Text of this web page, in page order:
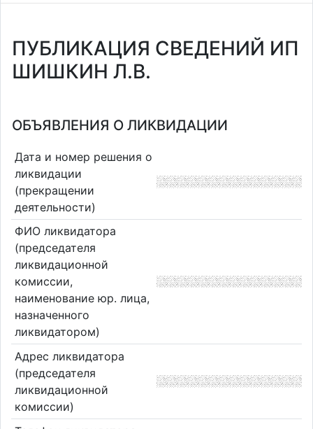
ПУБЛИКАЦИЯ СВЕДЕНИЙ ИП
ШИШКИН Л.В.
ОБЪЯВЛЕНИЯ О ЛИКВИДАЦИИ
Дата и номер решения о
ликвидации
(прекращении
деятельности)
ФИО ликвидатора
(председателя
ликвидационной
комиссии,
наименование юр. лица,
назначенного
ликвидатором)
Адрес ликвидатора
(председателя
ликвидационной
комиссии)